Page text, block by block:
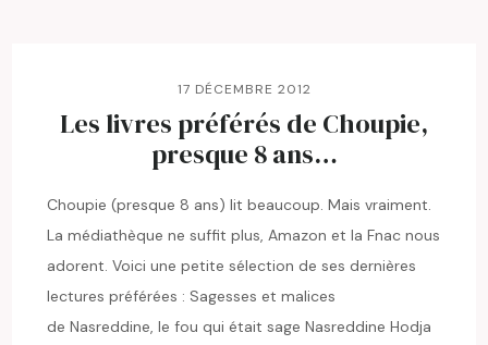
17 DÉCEMBRE 2012
Les livres préférés de Choupie,
presque 8 ans…
Choupie (presque 8 ans) lit beaucoup. Mais vraiment.
La médiathèque ne suffit plus, Amazon et la Fnac nous
adorent. Voici une petite sélection de ses dernières
lectures préférées : Sagesses et malices
de Nasreddine, le fou qui était sage Nasreddine Hodja